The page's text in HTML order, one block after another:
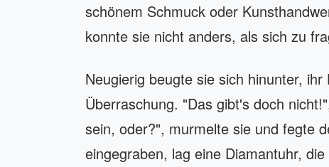
schönem Schmuck oder
konnte sie nicht anders, als sich zu
Neugierig beugte sie sich hinunter,
Überraschung. "Das gibt's doch
sein, oder?", murmelte sie und fegte
eingegraben, lag eine Diamantuhr,